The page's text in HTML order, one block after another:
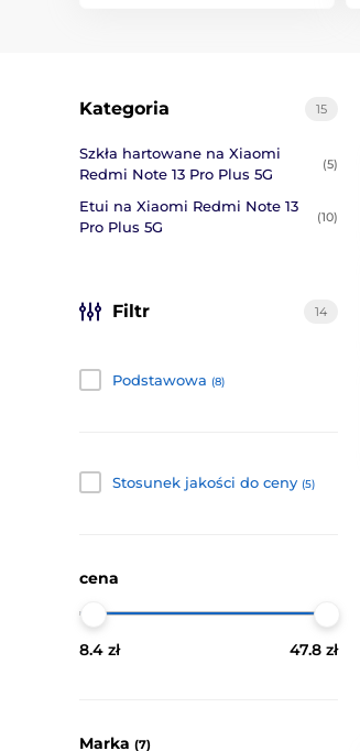
15
Kategoria
Szkła hartowane na Xiaomi
Redmi Note 13 Pro Plus 5G
(5)
Etui na Xiaomi Redmi Note 13
Pro Plus 5G
(10)
Filtr 14
Podstawowa (8)
Stosunek jakości do ceny (5)
cena
8.4 zł 47.8 zł
Marka (7)